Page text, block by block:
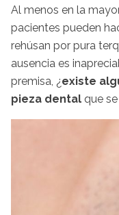
Al menos en la
pacientes pueden
rehúsan por pura
ausencia es
premisa, ¿existe
pieza dental que